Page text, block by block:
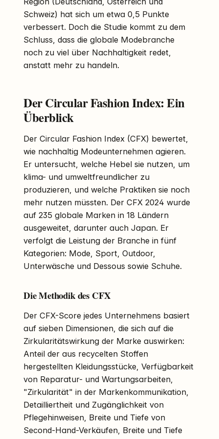
Schweiz) hat sich um etwa 0,5 Punkte
verbessert. Doch die Studie kommt zu dem
Schluss, dass die globale Modebranche
noch zu viel über Nachhaltigkeit redet,
anstatt mehr zu handeln.
Der Circular Fashion Index: Ein
Überblick
Der Circular Fashion Index (CFX) bewertet,
wie nachhaltig Modeunternehmen agieren.
Er untersucht, welche Hebel sie nutzen, um
klima- und umweltfreundlicher zu
produzieren, und welche Praktiken sie noch
mehr nutzen müssten. Der CFX 2024 wurde
auf 235 globale Marken in 18 Ländern
ausgeweitet, darunter auch Japan. Er
verfolgt die Leistung der Branche in fünf
Kategorien: Mode, Sport, Outdoor,
Unterwäsche und Dessous sowie Schuhe.
Die Methodik des CFX
Der CFX-Score jedes Unternehmens basiert
auf sieben Dimensionen, die sich auf die
Zirkularitätswirkung der Marke auswirken:
Anteil der aus recycelten Stoffen
hergestellten Kleidungsstücke, Verfügbarkeit
von Reparatur- und Wartungsarbeiten,
"Zirkularität" in der Markenkommunikation,
Detailliertheit und Zugänglichkeit von
Pflegehinweisen, Breite und Tiefe von
Second-Hand-Verkäufen, Breite und Tiefe